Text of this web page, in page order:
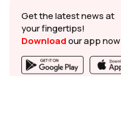
Get the latest news at
your fingertips!
Downloadour app now